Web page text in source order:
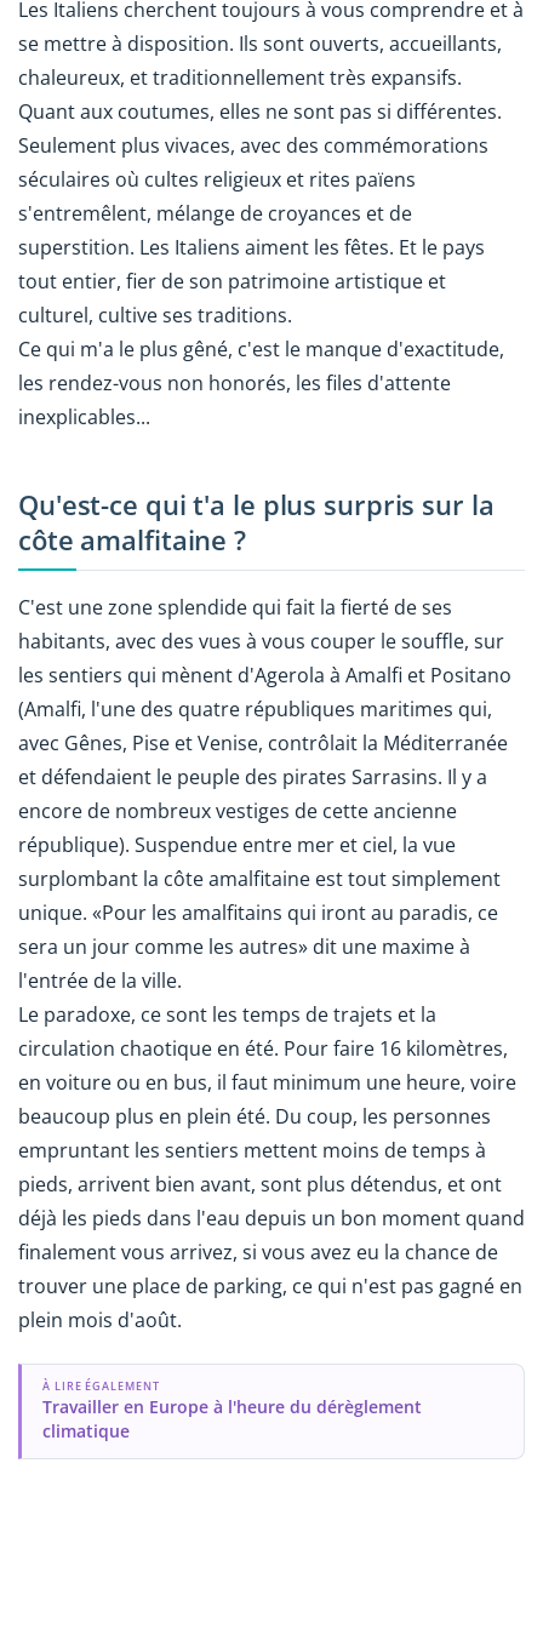
Les Italiens cherchent toujours à vous comprendre et à
se mettre à disposition. Ils sont ouverts, accueillants,
chaleureux, et traditionnellement très expansifs.
Quant aux coutumes, elles ne sont pas si différentes.
Seulement plus vivaces, avec des commémorations
séculaires où cultes religieux et rites païens
s'entremêlent, mélange de croyances et de
superstition. Les Italiens aiment les fêtes. Et le pays
tout entier, fier de son patrimoine artistique et
culturel, cultive ses traditions.
Ce qui m'a le plus gêné, c'est le manque d'exactitude,
les rendez-vous non honorés, les files d'attente
inexplicables...
Qu'est-ce qui t'a le plus surpris sur la
côte amalfitaine ?
C'est une zone splendide qui fait la fierté de ses
habitants, avec des vues à vous couper le souffle, sur
les sentiers qui mènent d'Agerola à Amalfi et Positano
(Amalfi, l'une des quatre républiques maritimes qui,
avec Gênes, Pise et Venise, contrôlait la Méditerranée
et défendaient le peuple des pirates Sarrasins. Il y a
encore de nombreux vestiges de cette ancienne
république). Suspendue entre mer et ciel, la vue
surplombant la côte amalfitaine est tout simplement
unique. «Pour les amalfitains qui iront au paradis, ce
sera un jour comme les autres» dit une maxime à
l'entrée de la ville.
Le paradoxe, ce sont les temps de trajets et la
circulation chaotique en été. Pour faire 16 kilomètres,
en voiture ou en bus, il faut minimum une heure, voire
beaucoup plus en plein été. Du coup, les personnes
empruntant les sentiers mettent moins de temps à
pieds, arrivent bien avant, sont plus détendus, et ont
déjà les pieds dans l'eau depuis un bon moment quand
finalement vous arrivez, si vous avez eu la chance de
trouver une place de parking, ce qui n'est pas gagné en
plein mois d'août.
À LIRE ÉGALEMENT
Travailler en Europe à l'heure du dérèglement
climatique